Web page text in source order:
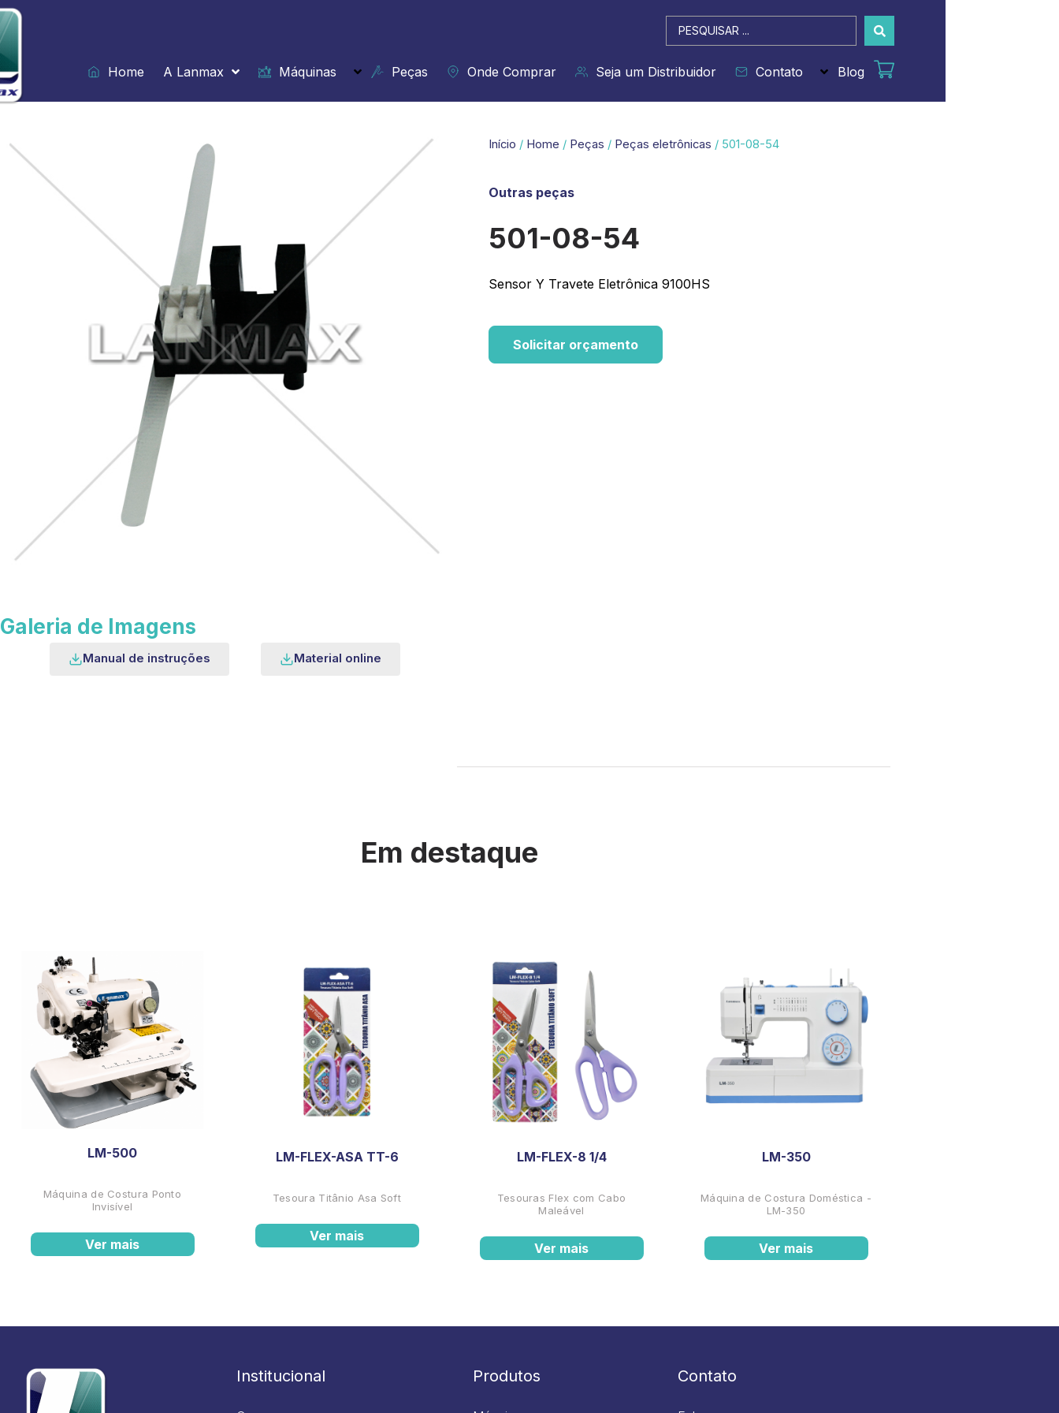
Ir
para
o
conteúdo
Pesquisar
...
Home
A Lanmax Máquinas Peças Onde Comprar Seja um Distribuidor Contato Blog
Galeria de Imagens
Manual de instruções Material online
Início / Home / Peças / Peças eletrônicas / 501-08-54
Outras peças
501-08-54
Sensor Y Travete Eletrônica 9100HS
Solicitar orçamento
Em destaque
LM-500
Máquina de Costura Ponto
Invisível
Ver mais
LM-FLEX-ASA TT-6
Tesoura Titânio Asa Soft
Ver mais
LM-FLEX-8 1/4
Tesouras Flex com Cabo
Maleável
Ver mais
LM-350
Máquina de Costura Doméstica -
LM-350
Ver mais
Institucional Produtos Contato